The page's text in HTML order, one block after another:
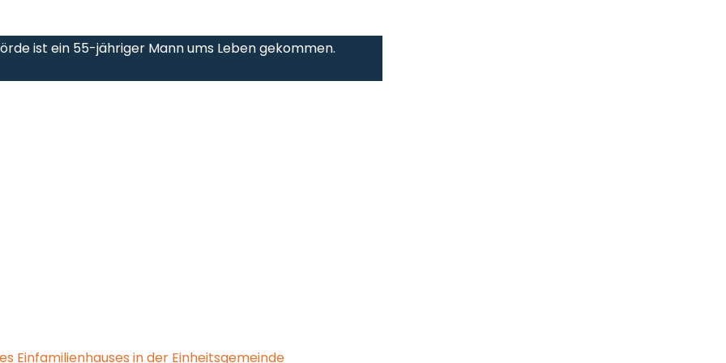
ist ein 55-jähriger Mann ums Leben gekommen.
Einfamilienhauses in der Einheitsgemeinde